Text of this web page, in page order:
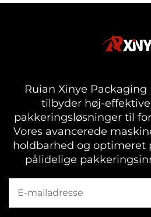
Ruian Xinye Packaging
tilbyder høj-
pakkeringsløsninger til
Vores avancerede
holdbarhed og optimeret
pålidelige